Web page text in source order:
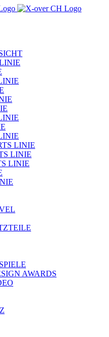
LINIE
LINIE
LINIE
AWARDS